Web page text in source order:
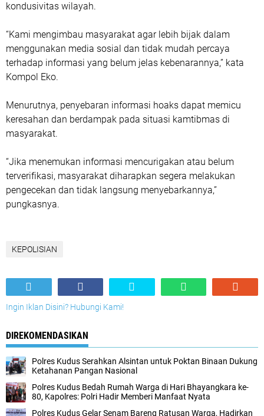
kondusivitas wilayah.
“Kami mengimbau masyarakat agar lebih bijak dalam
menggunakan media sosial dan tidak mudah percaya
terhadap informasi yang belum jelas kebenarannya,” kata
Kompol Eko.
Menurutnya, penyebaran informasi hoaks dapat memicu
keresahan dan berdampak pada situasi kamtibmas di
masyarakat.
“Jika menemukan informasi mencurigakan atau belum
terverifikasi, masyarakat diharapkan segera melakukan
pengecekan dan tidak langsung menyebarkannya,”
pungkasnya.
KEPOLISIAN
Ingin Iklan Disini? Hubungi Kami!
DIREKOMENDASIKAN
Polres Kudus Serahkan Alsintan untuk Poktan Binaan Dukung
Ketahanan Pangan Nasional
Polres Kudus Bedah Rumah Warga di Hari Bhayangkara ke-
80, Kapolres: Polri Hadir Memberi Manfaat Nyata
Polres Kudus Gelar Senam Bareng Ratusan Warga, Hadirkan